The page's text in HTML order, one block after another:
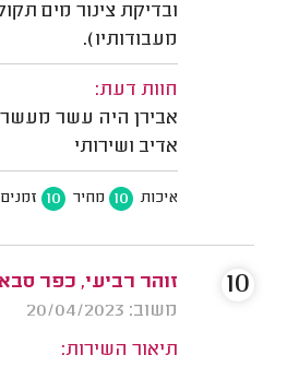
ובדיקת צינור מים
מעבודותיו).
חוות דעת:
אבירן היה עשר
אדיב ושירותי
איכות 10 מחיר 10 זמנים
זוהר רביעי, כפר
משוב: 20/04/2023
תיאור השירות:
10